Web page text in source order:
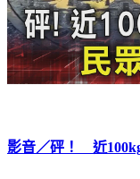
影音／砰！ 近